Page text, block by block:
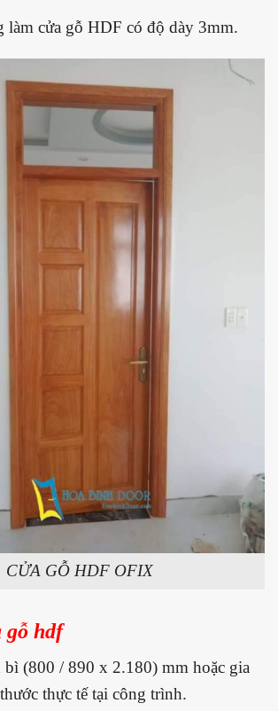
làm cửa gỗ HDF có độ dày 3mm.
CỬA GỖ HDF OFIX
gỗ hdf
(800 / 890 x 2.180) mm hoặc gia
thực tế tại công trình.